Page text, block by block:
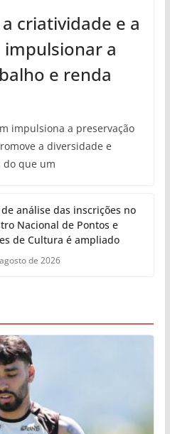
criatividade e a
a
e renda
impulsiona a preservação
a diversidade e
do que um
de análise das inscrições no
Nacional de Pontos e
de Cultura é ampliado
de 2026